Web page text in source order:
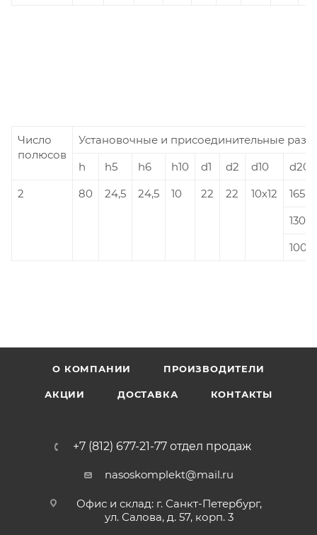
Число
полюсов
Установочные и присоединительные
h
h5 h6 h10 d1 d2 d10
d20
2
80 24,5 24,5 10 22 22 10х12
165
130
100
О КОМПАНИИ ПРОИЗВОДИТЕЛИ
АКЦИИ ДОСТАВКА КОНТАКТЫ
+7 (812) 677-21-77 отдел продаж
nasoskomplekt@mail.ru
Офис и склад: г. Санкт-Петербург,
ул. Салова, д. 57, корп. 3